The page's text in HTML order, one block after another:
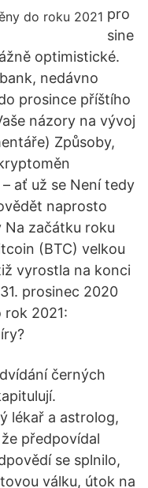
pro
sine
optimistické.
nedávno
prosince příštího
názory na vývoj
Způsoby,
ať už se Není tedy
naprosto
Na začátku roku
(BTC) velkou
vyrostla na konci
prosinec 2020
2021:
černých
lékař a astrolog,
předpovídal
se splnilo,
válku, útok na